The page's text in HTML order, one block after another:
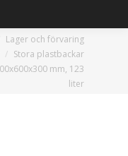
Lager och förvaring
Stora plastbackar
mm, 123
liter